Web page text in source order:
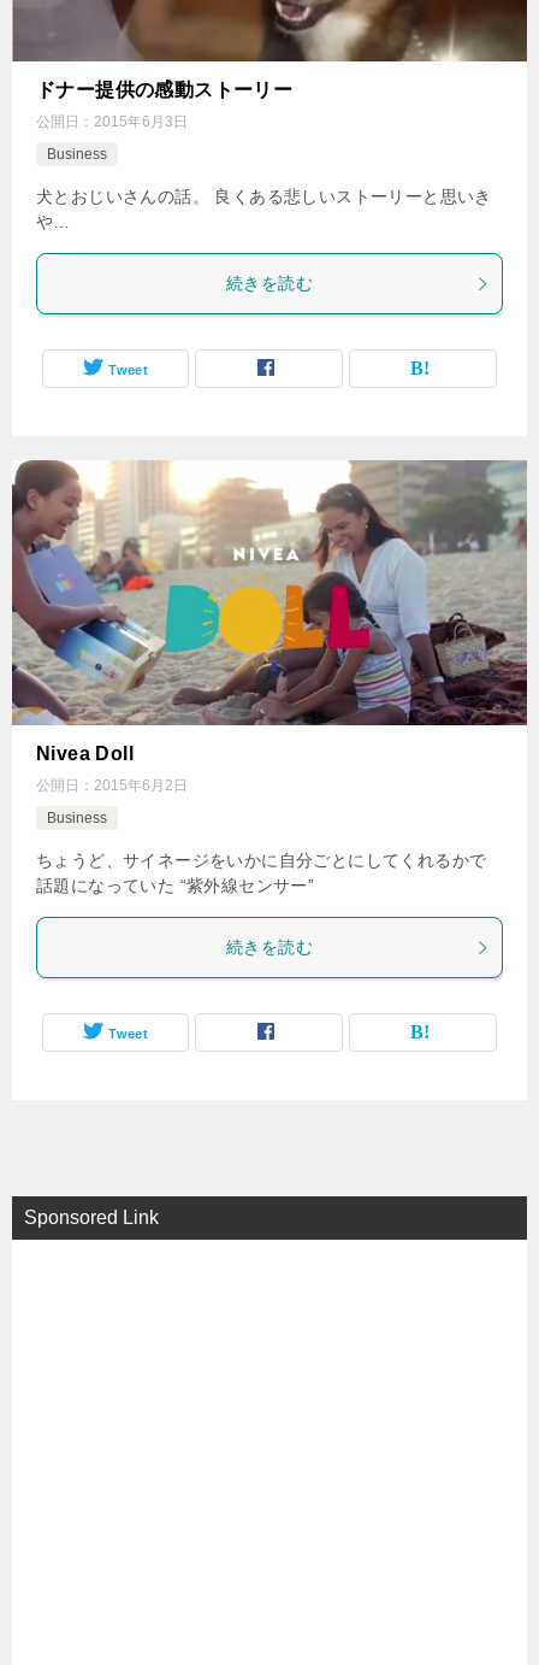
ドナー提供の感動ストーリー
公開日： 2015年6月3日
Business
犬とおじいさんの話。 良くある悲しいストーリーと思いき
や…
続きを読む
Tweet
Nivea Doll
公開日： 2015年6月2日
Business
ちょうど、サイネージをいかに自分ごとにしてくれるかで
話題になっていた “紫外線センサー”
続きを読む
Tweet
Sponsored Link